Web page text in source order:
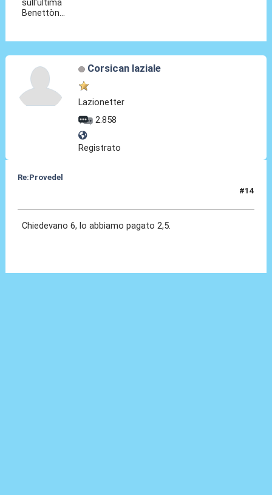
sull'ultima
Benettòn...
Corsican laziale
Lazionetter
2.858
Registrato
Re:Provedel
#14
Chiedevano 6, lo abbiamo pagato 2,5.